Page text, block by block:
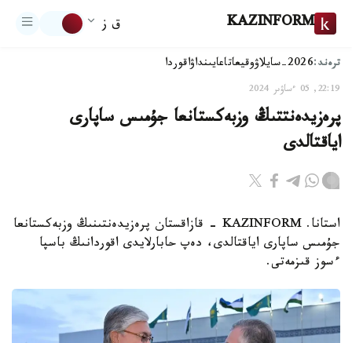
KAZINFORM ق ز
ترەند:2026-سايلاۋ وقيعاتاعايىنداۋاقوردا
22:19, 05 ءساۋىر 2024
پرەزيدەنتتىڭ وزبەكستانعا جۇمىس ساپارى
اياقتالدى
استانا. KAZINFORM - قازاقستان پرەزيدەنتىنىڭ وزبەكستانعا
جۇمىس ساپارى اياقتالدى، دەپ حابارلايدى اقوردانىڭ باسپا
ءسوز قىزمەتى.